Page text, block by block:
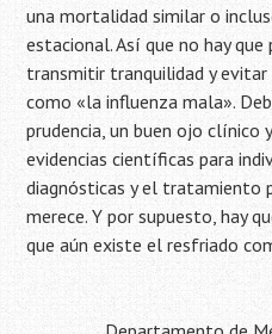
una mortalidad similar o
estacional. Así que no hay que
transmitir tranquilidad y
como «la influenza mala».
prudencia, un buen ojo clínico
evidencias científicas para
diagnósticas y el tratamiento
merece. Y por supuesto, hay
que aún existe el resfriado